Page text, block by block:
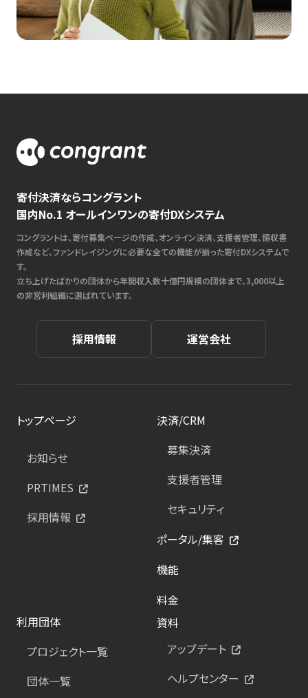
寄付決済ならコングラント
国内No.1 オールインワンの寄付DXシステム
コングラントは、寄付募集ページの作成、オンライン決済、支援者管理、領収書
作成など、ファンドレイジングに必要な全ての機能が揃った寄付DXシステムで
す。
立ち上げたばかりの団体から年間収入数十億円規模の団体まで、3,000以上
の非営利組織に選ばれています。
採用情報 運営会社
トップページ
お知らせ
PRTIMES
採用情報
決済/CRM
募集決済
支援者管理
セキュリティ
ポータル/集客
機能
料金
利用団体
プロジェクト一覧
団体一覧
資料
アップデート
ヘルプセンター